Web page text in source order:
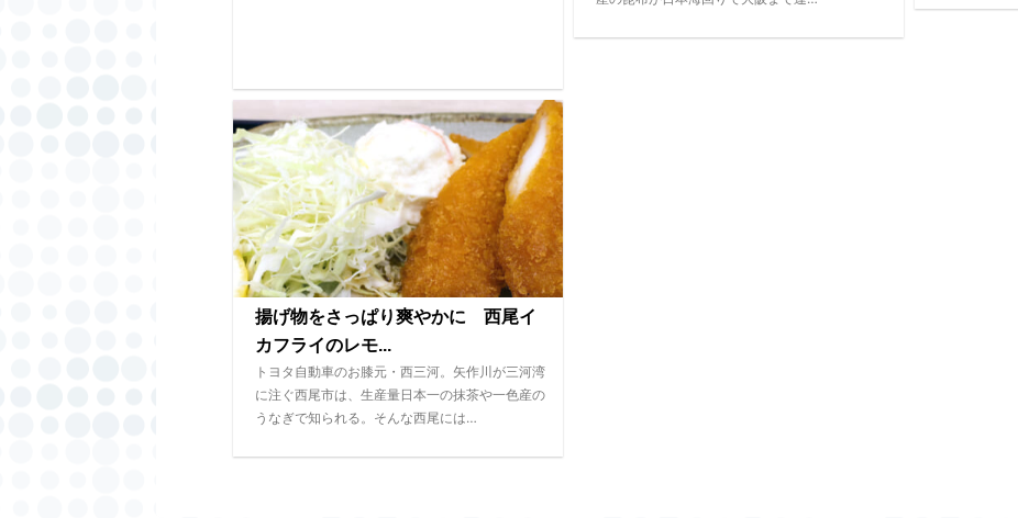
揚げ物をさっぱり爽やかに 西尾イ
カフライのレモ...
トヨタ自動車のお膝元・西三河。矢作川が三河湾
に注ぐ西尾市は、生産量日本一の抹茶や一色産の
うなぎで知られる。そんな西尾には…